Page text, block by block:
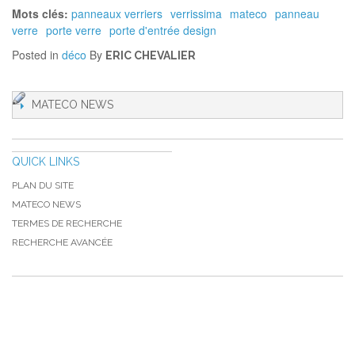
Mots clés: panneaux verriers verrissima mateco panneau
verre porte verre porte d'entrée design
Posted in déco By ERIC CHEVALIER
MATECO NEWS
QUICK LINKS
PLAN DU SITE
MATECO NEWS
TERMES DE RECHERCHE
RECHERCHE AVANCÉE